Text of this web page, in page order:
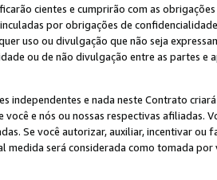
cientes e cumprirão com as
por obrigações de
uso ou divulgação que não seja
ou de não divulgação entre as partes e
independentes e nada neste Contrato
e nós ou nossas respectivas afiliadas.
Se você autorizar, auxiliar, incentivar
medida será considerada como tomada por